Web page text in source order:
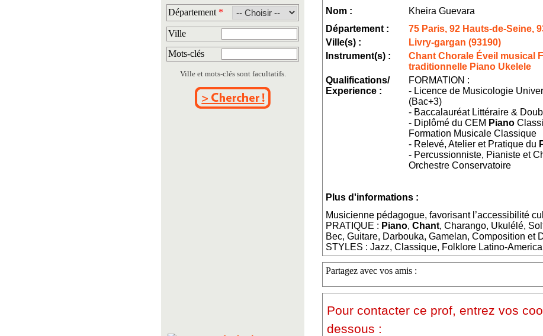
Département *
Ville
Mots-clés
Ville et mots-clés sont facultatifs.
Nom :
Kheira Guevara
Département :
75 Paris, 92 Hauts-de-Seine,
Ville(s) :
Livry-gargan (93190)
Instrument(s) :
Chant Chorale Éveil musical
traditionnelle Piano Ukelele
Qualifications/
Experience :
FORMATION :
- Licence de Musicologie
(Bac+3)
- Baccalauréat Littéraire &
- Diplômé du CEM Piano
Formation Musicale Classique
- Relevé, Atelier et Pratique du
- Percussionniste, Pianiste et
Orchestre Conservatoire
Plus d'informations :
Musicienne pédagogue, favorisant l’accessibilité
PRATIQUE : Piano, Chant, Charango, Ukulélé,
Bec, Guitare, Darbouka, Gamelan, Composition et
STYLES : Jazz, Classique, Folklore Latino-
Partagez avec vos amis :
Pour contacter ce prof, entrez vos
dessous :